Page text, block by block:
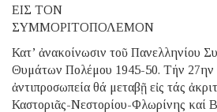
ΕΙΣ ΤΟΝ
ΣΥΜΜΟΡΙΤΟΠΟΛΕΜΟΝ
Κατ’ ἀνακοίνωσιν τοῦ Πανελληνίου
Θυμάτων Πολέμου 1945-50. Τήν 27ην
ἀντιπροσωπεία θά μεταβῇ εἰς τάς
Καστοριᾶς-Νεστορίου-Φλωρίνης καί